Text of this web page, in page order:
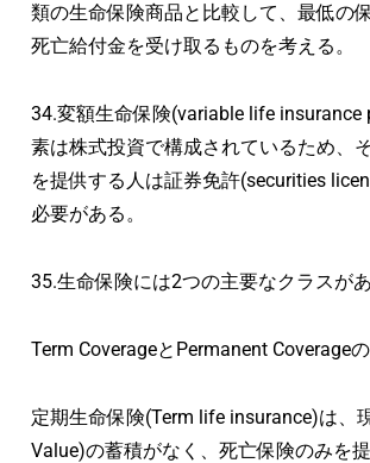
類の生命保険商品と比較して、最低の
死亡給付金を受け取るものを考える。
34.変額生命保険(variable life insurance
素は株式投資で構成されているため、
を提供する人は証券免許(securities
必要がある。
35.生命保険には2つの主要なクラスがあ
Term CoverageとPermanent Coverage
定期生命保険(Term life insurance)は、
Value)の蓄積がなく、死亡保険のみを